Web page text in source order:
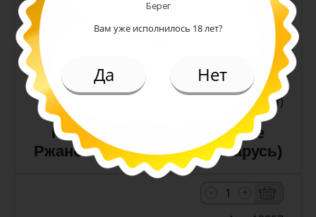
темное
Алк: 5%
Плотность: 11.6%
186.00 руб.
(шт)
Пиво Лидское Жигулевское
Ржаное 5,0% с/т 0,5 л (Беларусь)
Берег
Вам уже исполнилось 18 лет?
Да Нет